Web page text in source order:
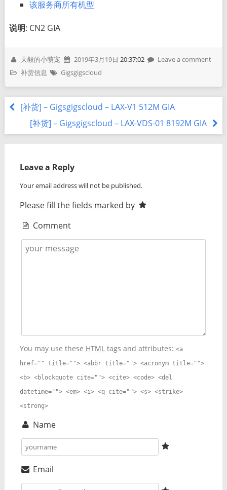
该服务商所有机型
说明: CN2 GIA
天毅的小萌宠 2019年3月19日 20:37:02
Leave a comment
补货信息
Gigsgigscloud
[补货] – Gigsgigscloud – LAX-V1 512M GIA
[补货] – Gigsgigscloud – LAX-VDS-01 8192M GIA
Leave a Reply
Your email address will not be published.
Please fill the fields marked by
Comment
You may use these HTMLtags and attributes: <a
href="" title=""> <abbr title=""> <acronym title="">
<b> <blockquote cite=""> <cite> <code> <del
datetime=""> <em> <i> <q cite=""> <s> <strike>
<strong>
Name
Email